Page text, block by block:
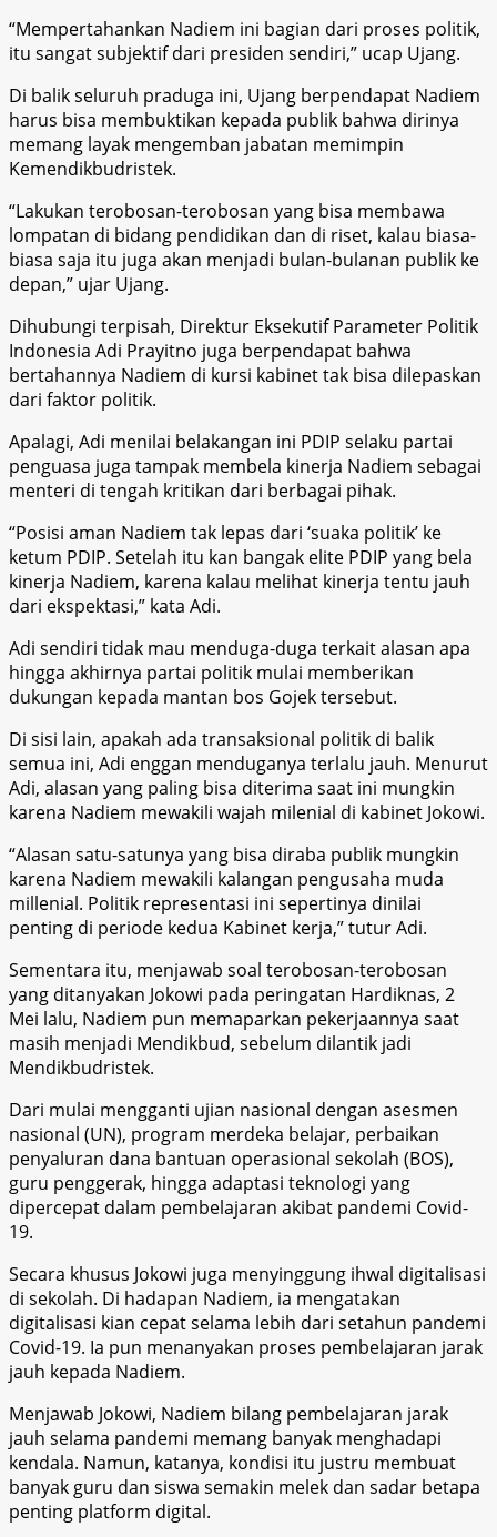
“Mempertahankan Nadiem ini bagian dari proses politik,
itu sangat subjektif dari presiden sendiri,” ucap Ujang.
Di balik seluruh praduga ini, Ujang berpendapat Nadiem
harus bisa membuktikan kepada publik bahwa dirinya
memang layak mengemban jabatan memimpin
Kemendikbudristek.
“Lakukan terobosan-terobosan yang bisa membawa
lompatan di bidang pendidikan dan di riset, kalau biasa-
biasa saja itu juga akan menjadi bulan-bulanan publik ke
depan,” ujar Ujang.
Dihubungi terpisah, Direktur Eksekutif Parameter Politik
Indonesia Adi Prayitno juga berpendapat bahwa
bertahannya Nadiem di kursi kabinet tak bisa dilepaskan
dari faktor politik.
Apalagi, Adi menilai belakangan ini PDIP selaku partai
penguasa juga tampak membela kinerja Nadiem sebagai
menteri di tengah kritikan dari berbagai pihak.
“Posisi aman Nadiem tak lepas dari ‘suaka politik’ ke
ketum PDIP. Setelah itu kan bangak elite PDIP yang bela
kinerja Nadiem, karena kalau melihat kinerja tentu jauh
dari ekspektasi,” kata Adi.
Adi sendiri tidak mau menduga-duga terkait alasan apa
hingga akhirnya partai politik mulai memberikan
dukungan kepada mantan bos Gojek tersebut.
Di sisi lain, apakah ada transaksional politik di balik
semua ini, Adi enggan menduganya terlalu jauh. Menurut
Adi, alasan yang paling bisa diterima saat ini mungkin
karena Nadiem mewakili wajah milenial di kabinet Jokowi.
“Alasan satu-satunya yang bisa diraba publik mungkin
karena Nadiem mewakili kalangan pengusaha muda
millenial. Politik representasi ini sepertinya dinilai
penting di periode kedua Kabinet kerja,” tutur Adi.
Sementara itu, menjawab soal terobosan-terobosan
yang ditanyakan Jokowi pada peringatan Hardiknas, 2
Mei lalu, Nadiem pun memaparkan pekerjaannya saat
masih menjadi Mendikbud, sebelum dilantik jadi
Mendikbudristek.
Dari mulai mengganti ujian nasional dengan asesmen
nasional (UN), program merdeka belajar, perbaikan
penyaluran dana bantuan operasional sekolah (BOS),
guru penggerak, hingga adaptasi teknologi yang
dipercepat dalam pembelajaran akibat pandemi Covid-
19.
Secara khusus Jokowi juga menyinggung ihwal digitalisasi
di sekolah. Di hadapan Nadiem, ia mengatakan
digitalisasi kian cepat selama lebih dari setahun pandemi
Covid-19. Ia pun menanyakan proses pembelajaran jarak
jauh kepada Nadiem.
Menjawab Jokowi, Nadiem bilang pembelajaran jarak
jauh selama pandemi memang banyak menghadapi
kendala. Namun, katanya, kondisi itu justru membuat
banyak guru dan siswa semakin melek dan sadar betapa
penting platform digital.